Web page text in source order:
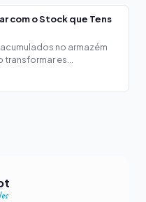
com o Stock que Tens
no armazém
es...